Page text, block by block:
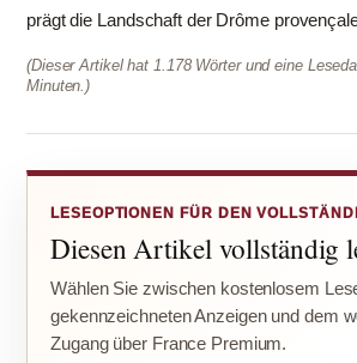
prägt die Landschaft der Drôme
(Dieser Artikel hat 1.178 Wörter und eine
Minuten.)
LESEOPTIONEN FÜR DEN
Diesen Artikel vollständig
Wählen Sie zwischen kostenlosem
gekennzeichneten Anzeigen und dem
Zugang über France Premium.